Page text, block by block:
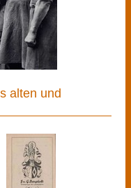
alten und